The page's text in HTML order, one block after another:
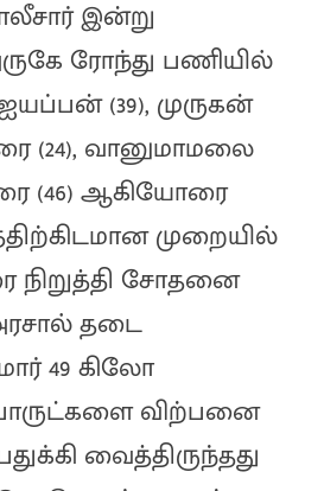
இன்று
ரோந்து பணியில்
(39), முருகன்
(24), வானுமாமலை
(46) ஆகியோரை
முறையில்
நிறுத்தி சோதனை
தடை
49 கிலோ
விற்பனை
வைத்திருந்தது